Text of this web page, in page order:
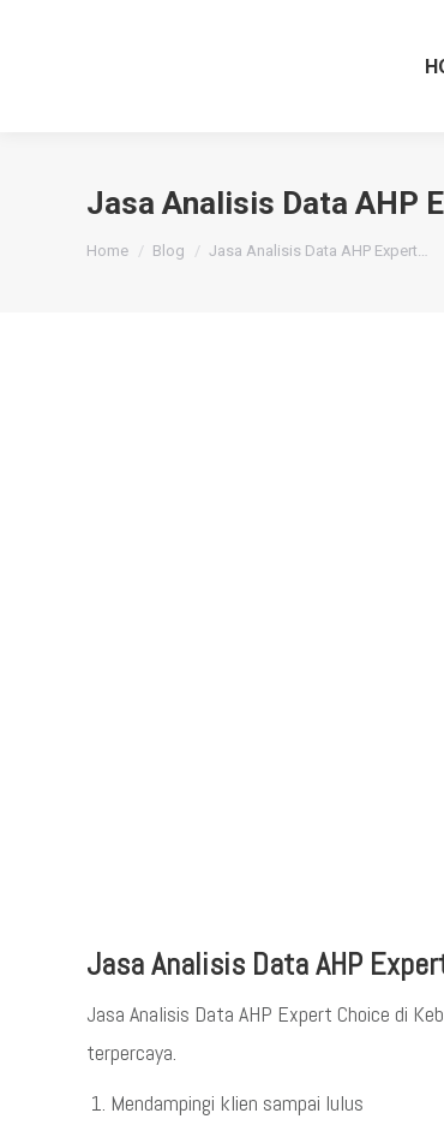
Jasa Analisis Data AHP
You are here:
Home Blog Jasa Analisis Data AHP Expert…
Jasa Analisis Data AHP
Jasa Analisis Data AHP Expert Choice di
terpercaya.
Mendampingi klien sampai lulus